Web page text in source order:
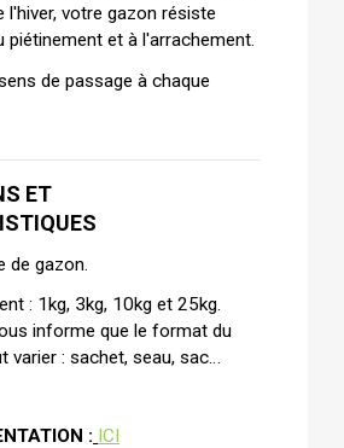
l'hiver, votre gazon résiste
piétinement et à l'arrachement.
de passage à chaque
ET
de gazon.
: 1kg, 3kg, 10kg et 25kg.
informe que le format du
varier : sachet, seau, sac…
: ICI